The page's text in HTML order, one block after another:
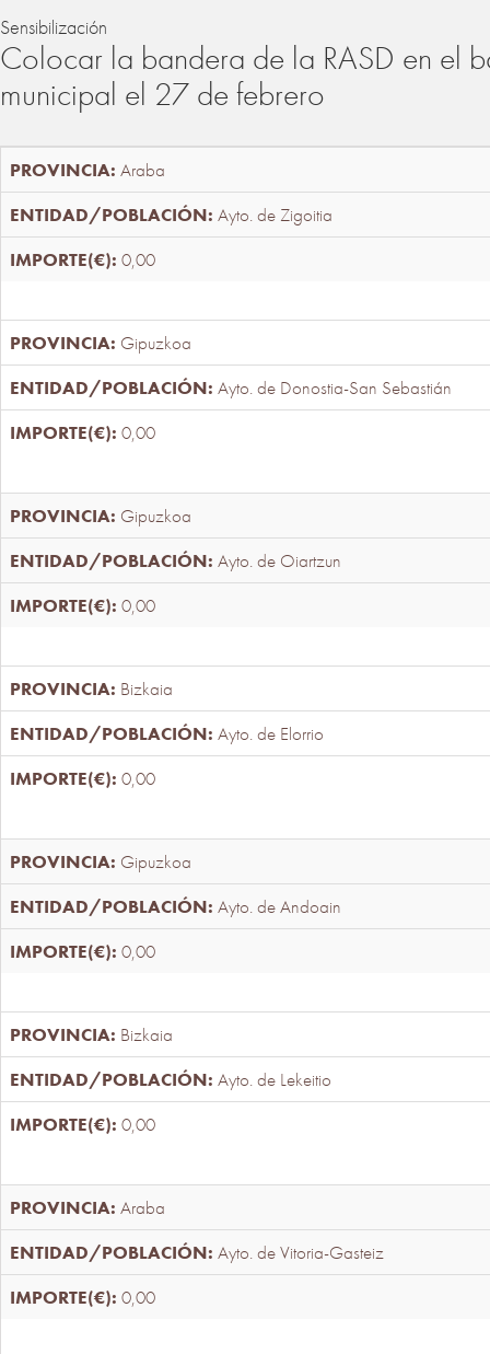
Sensibilización
Colocar la bandera de la RASD en el
municipal el 27 de febrero
Araba
Ayto. de Zigoitia
0,00
Gipuzkoa
Ayto. de Donostia-San Sebastián
0,00
Gipuzkoa
Ayto. de Oiartzun
0,00
Bizkaia
Ayto. de Elorrio
0,00
Gipuzkoa
Ayto. de Andoain
0,00
Bizkaia
Ayto. de Lekeitio
0,00
Araba
Ayto. de Vitoria-Gasteiz
0,00